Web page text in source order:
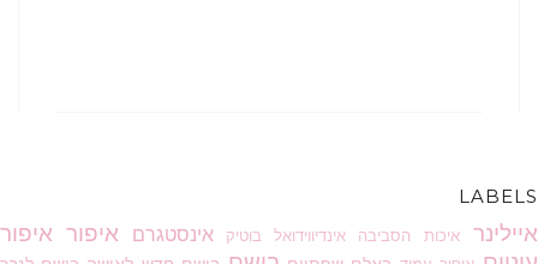
LABELS
איילינר איכות הסביבה אינדיווידואל בוטיק אינסטגרם איפור איפור